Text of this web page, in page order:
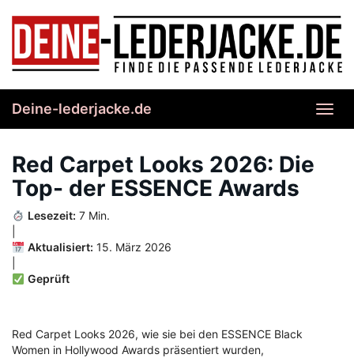
content
Deine-lederjacke.de
Red Carpet Looks 2026: Die
Top- der ESSENCE Awards
Lesezeit: 7 Min.
Aktualisiert: 15. März 2026
Geprüft
Red Carpet Looks 2026, wie sie bei den ESSENCE Black
Women in Hollywood Awards präsentiert wurden,